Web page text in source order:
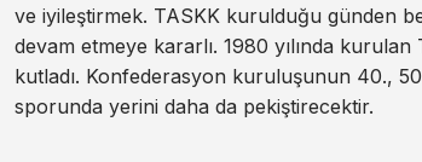
ve iyileştirmek. TASKK kurulduğu günden
devam etmeye kararlı. 1980 yılında kurulan
kutladı. Konfederasyon kuruluşunun 40.,
sporunda yerini daha da pekiştirecektir.